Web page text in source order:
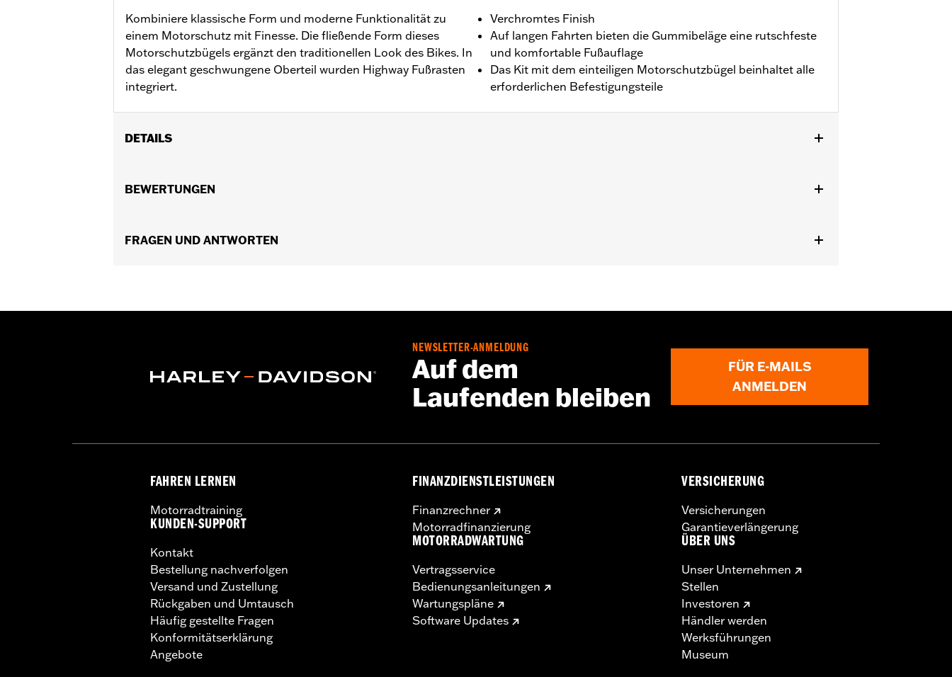
Kombiniere klassische Form und moderne Funktionalität zu
einem Motorschutz mit Finesse. Die fließende Form dieses
Motorschutzbügels ergänzt den traditionellen Look des Bikes. In
das elegant geschwungene Oberteil wurden Highway Fußrasten
integriert.
Verchromtes Finish
Auf langen Fahrten bieten die Gummibeläge eine rutschfeste
und komfortable Fußauflage
Das Kit mit dem einteiligen Motorschutzbügel beinhaltet alle
erforderlichen Befestigungsteile
DETAILS
Installationsanleitung
WARNUNG:Motorschutzbügel können unter bestimmten Umständen (Umkippen im Stand, Wegrutschen bei sehr geringer
verwenden. Dies könnte zu schweren oder tödlichen Verletzungen führen.
BEWERTUNGEN
FRAGEN UND ANTWORTEN
NEWSLETTER-ANMELDUNG
Auf dem
Laufenden bleiben
FÜR E-MAILS
ANMELDEN
FAHREN LERNEN
Motorradtraining
KUNDEN-SUPPORT
Kontakt
Bestellung nachverfolgen
Versand und Zustellung
Rückgaben und Umtausch
Häufig gestellte Fragen
Konformitätserklärung
Angebote
FINANZDIENSTLEISTUNGEN
Finanzrechner
Motorradfinanzierung
MOTORRADWARTUNG
Vertragsservice
Bedienungsanleitungen
Wartungspläne
Software Updates
VERSICHERUNG
Versicherungen
Garantieverlängerung
ÜBER UNS
Unser Unternehmen
Stellen
Investoren
Händler werden
Werksführungen
Museum